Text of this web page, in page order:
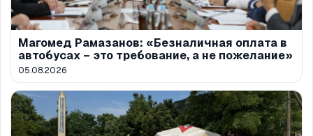
Магомед Рамазанов: «Безналичная оплата в
автобусах – это требование, а не пожелание»
05.08.2026